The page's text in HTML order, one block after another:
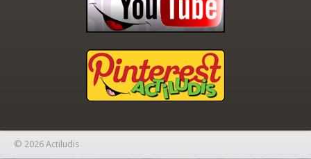
© 2026 Actiludis